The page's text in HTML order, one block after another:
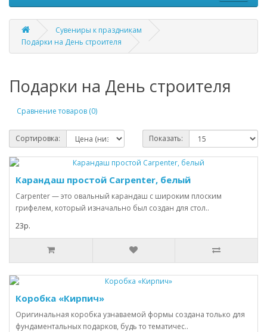
Сувениры к праздникам
Подарки на День строителя
Подарки на День строителя
Сравнение товаров (0)
Сортировка: Показать:
Карандаш простой Carpenter, белый
Carpenter — это овальный карандаш с широким плоским
грифелем, который изначально был создан для стол..
23р.
Коробка «Кирпич»
Оригинальная коробка узнаваемой формы создана только для
фундаментальных подарков, будь то тематичес..